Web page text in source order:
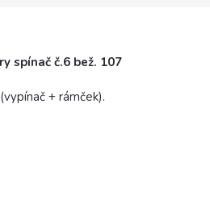
spínač č.6 bež. 107
+ rámček).